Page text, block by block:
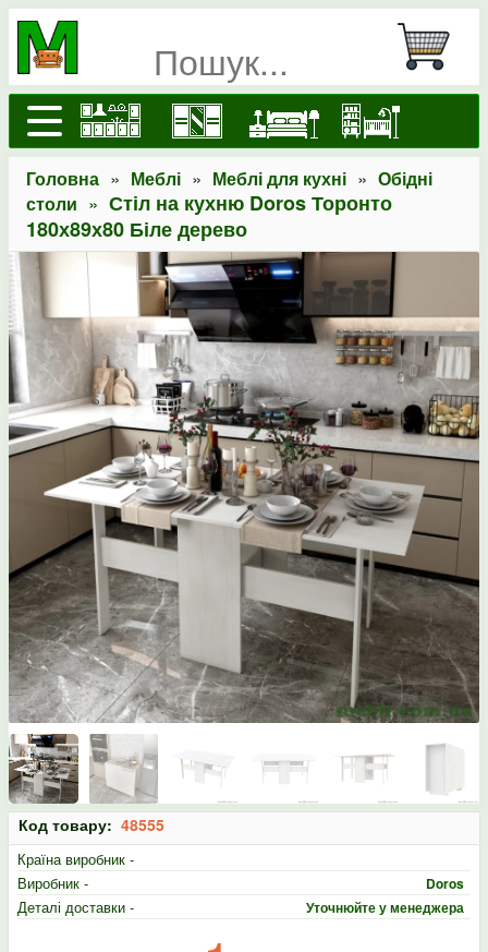
Головна » Меблі » Меблі для кухні » Обідні
столи » Стіл на кухню Doros Торонто
180х89х80 Біле дерево
Код товару: 48555
Країна виробник -
Виробник -
Doros
Деталі доставки - Уточнюйте у менеджера